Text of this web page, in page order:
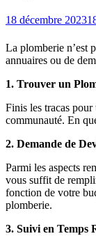
18 décembre 2023
La plomberie n’est
annuaires ou de
1. Trouver un
Finis les tracas
communauté. En
2. Demande de
Parmi les aspects
vous suffit de
fonction de votre
plomberie.
3. Suivi en Temps